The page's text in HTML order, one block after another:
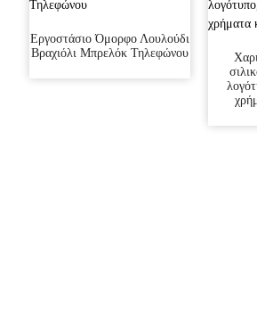
Εργοστάσιο Όμορφο Λουλούδι
Βραχιόλι Μπρελόκ Τηλεφώνου